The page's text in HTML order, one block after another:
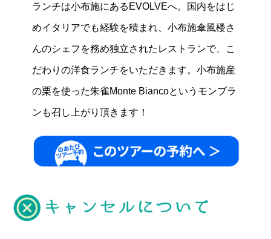
ランチは小布施にあるEVOLVEへ。国内をはじ
めイタリアでも経験を積まれ、小布施傘風楼さ
んのシェフを務め独立されたレストランで、こ
だわりの洋食ランチをいただきます。小布施産
の栗を使った朱雀Monte Biancoというモンブラ
ンも召し上がり頂きます！